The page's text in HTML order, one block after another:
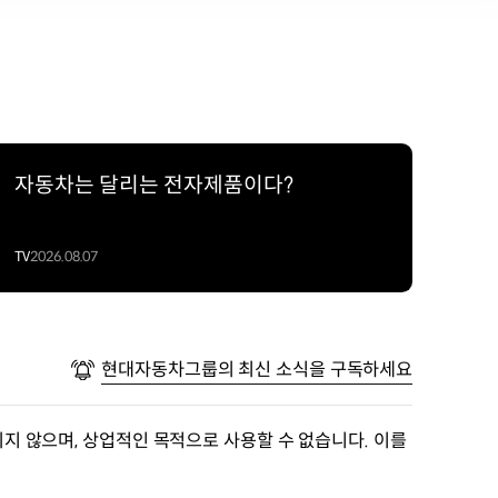
자동차는 달리는 전자제품이다?
TV2026.08.07
현대자동차그룹의 최신 소식을 구독하세요
않으며, 상업적인 목적으로 사용할 수 없습니다. 이를